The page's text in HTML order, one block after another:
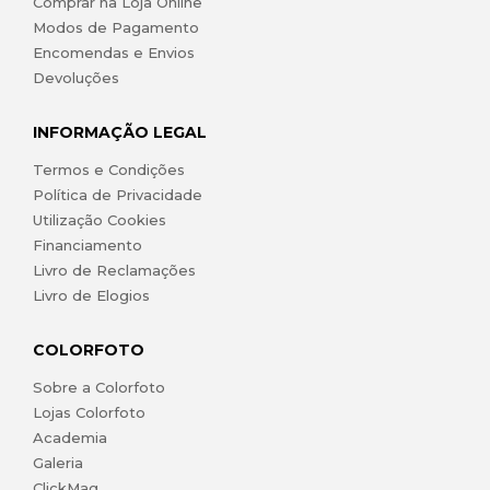
Modos de Pagamento
Encomendas e Envios
Devoluções
INFORMAÇÃO LEGAL
Termos e Condições
Política de Privacidade
Utilização Cookies
Financiamento
Livro de Reclamações
Livro de Elogios
COLORFOTO
Sobre a Colorfoto
Lojas Colorfoto
Academia
Galeria